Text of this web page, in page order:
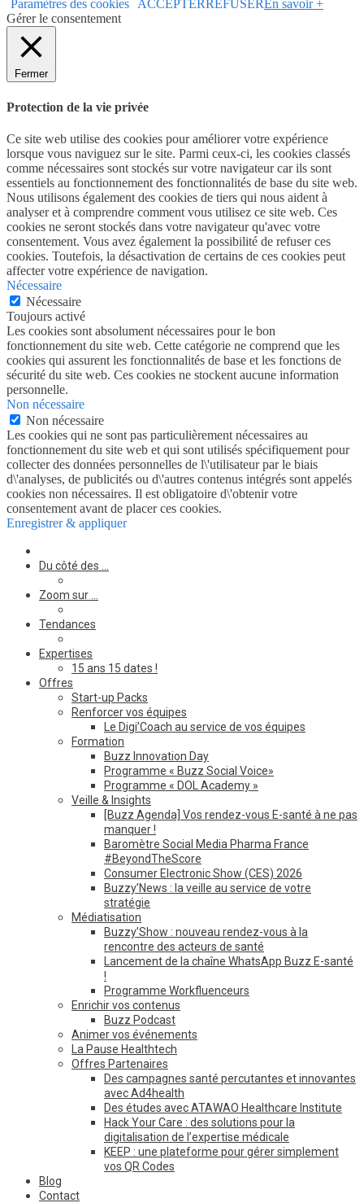
Paramètres des cookies ACCEPTERREFUSEREn savoir +
Gérer le consentement
Fermer
Protection de la vie privée
Ce site web utilise des cookies pour améliorer votre expérience
lorsque vous naviguez sur le site. Parmi ceux-ci, les cookies classés
comme nécessaires sont stockés sur votre navigateur car ils sont
essentiels au fonctionnement des fonctionnalités de base du site web.
Nous utilisons également des cookies de tiers qui nous aident à
analyser et à comprendre comment vous utilisez ce site web. Ces
cookies ne seront stockés dans votre navigateur qu'avec votre
consentement. Vous avez également la possibilité de refuser ces
cookies. Toutefois, la désactivation de certains de ces cookies peut
affecter votre expérience de navigation.
Nécessaire
Nécessaire
Toujours activé
Les cookies sont absolument nécessaires pour le bon
fonctionnement du site web. Cette catégorie ne comprend que les
cookies qui assurent les fonctionnalités de base et les fonctions de
sécurité du site web. Ces cookies ne stockent aucune information
personnelle.
Non nécessaire
Non nécessaire
Les cookies qui ne sont pas particulièrement nécessaires au
fonctionnement du site web et qui sont utilisés spécifiquement pour
collecter des données personnelles de l\'utilisateur par le biais
d\'analyses, de publicités ou d\'autres contenus intégrés sont appelés
cookies non nécessaires. Il est obligatoire d\'obtenir votre
consentement avant de placer ces cookies.
Enregistrer & appliquer
Du côté des …
Zoom sur …
Tendances
Expertises
15 ans 15 dates !
Offres
Start-up Packs
Renforcer vos équipes
Le Digi’Coach au service de vos équipes
Formation
Buzz Innovation Day
Programme « Buzz Social Voice»
Programme « DOL Academy »
Veille & Insights
[Buzz Agenda] Vos rendez-vous E-santé à ne pas
manquer !
Baromètre Social Media Pharma France
#BeyondTheScore
Consumer Electronic Show (CES) 2026
Buzzy’News : la veille au service de votre
stratégie
Médiatisation
Buzzy’Show : nouveau rendez-vous à la
rencontre des acteurs de santé
Lancement de la chaîne WhatsApp Buzz E-santé
!
Programme Workfluenceurs
Enrichir vos contenus
Buzz Podcast
Animer vos événements
La Pause Healthtech
Offres Partenaires
Des campagnes santé percutantes et innovantes
avec Ad4health
Des études avec ATAWAO Healthcare Institute
Hack Your Care : des solutions pour la
digitalisation de l’expertise médicale
KEEP : une plateforme pour gérer simplement
vos QR Codes
Blog
Contact